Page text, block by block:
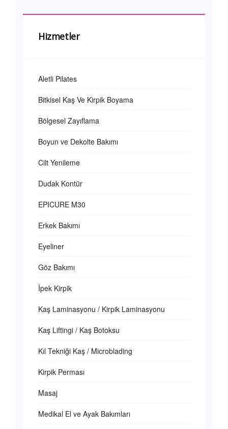
Hizmetler
Aletli Pilates
Bitkisel Kaş Ve Kirpik Boyama
Bölgesel Zayıflama
Boyun ve Dekolte Bakımı
Cilt Yenileme
Dudak Kontür
EPICURE M30
Erkek Bakımı
Eyeliner
Göz Bakımı
İpek Kirpik
Kaş Laminasyonu / Kirpik Laminasyonu
Kaş Liftingi / Kaş Botoksu
Kıl Tekniği Kaş / Microblading
Kirpik Perması
Masaj
Medikal El ve Ayak Bakımları